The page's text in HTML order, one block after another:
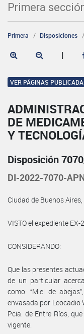
Primera
Primera Disposiciones
|
VER PÁGINAS
DE
Y
Disposición
DI-2022-7070-
Ciudad de Buenos
VISTO el expediente
CONSIDERANDO:
Que las presentes
de un particular
como: “Miel de
envasada por Leocadio
Pcia. de Entre Ríos,
vigente.